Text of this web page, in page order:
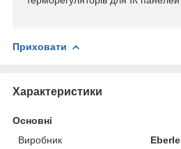
Приховати
Характеристики
Основні
Виробник
Eberle